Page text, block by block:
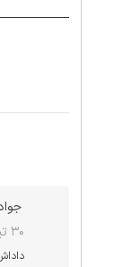
۳۰ تیر ۱۳۹۶